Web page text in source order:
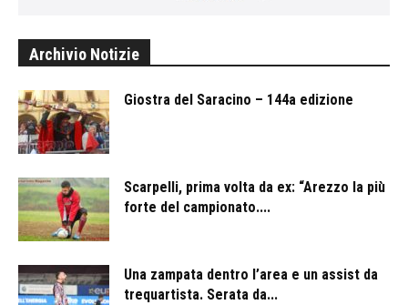
Archivio Notizie
Giostra del Saracino – 144a edizione
Scarpelli, prima volta da ex: “Arezzo la più
forte del campionato....
Una zampata dentro l’area e un assist da
trequartista. Serata da...